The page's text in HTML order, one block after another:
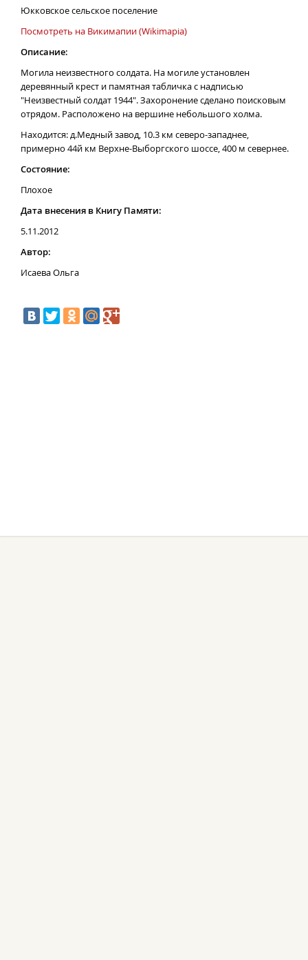
Юкковское сельское поселение
Посмотреть на Викимапии (Wikimapia)
Описание:
Могила неизвестного солдата. На могиле установлен
деревянный крест и памятная табличка с надписью
"Неизвестный солдат 1944". Захоронение сделано поисковым
отрядом. Расположено на вершине небольшого холма.
Находится: д.Медный завод, 10.3 км северо-западнее,
примерно 44й км Верхне-Выборгского шоссе, 400 м севернее.
Состояние:
Плохое
Дата внесения в Книгу Памяти:
5.11.2012
Автор:
Исаева Ольга